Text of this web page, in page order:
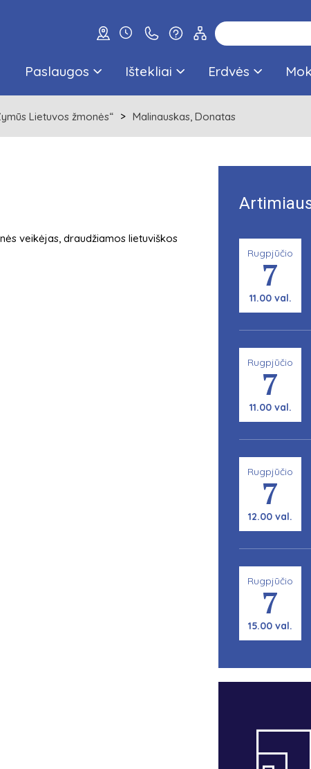
Paslaugos Ištekliai Erdvės
Lietuvos žmonės“ Malinauskas, Donatas
veikėjas, draudžiamos lietuviškos
Rugpjūčio
7
11.00 val.
Rugpjūčio
7
11.00 val.
Rugpjūčio
7
12.00 val.
Rugpjūčio
7
15.00 val.